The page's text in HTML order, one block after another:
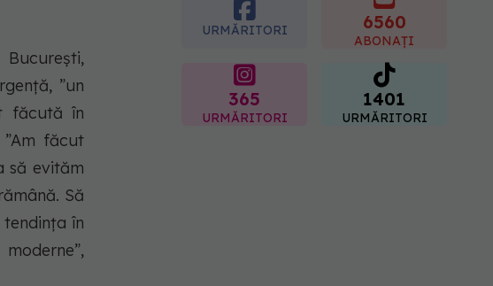
”un
făcută în
”Am făcut
să evităm
Să
în
(SANADOR): Au metode
URMĂRITORI 6560
ABONAȚI
365
URMĂRITORI
1401
URMĂRITORI